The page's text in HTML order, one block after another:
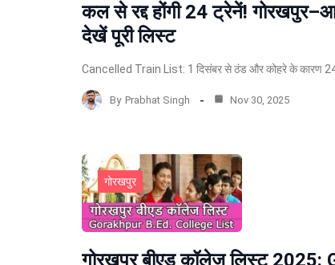
कल से रद्द होंगी 24 ट्रेनें!
देखें पूरी लिस्ट
Cancelled Train List: 1 दिसंबर से ठंड और कोहरे के कारण 24
By Prabhat Singh Nov 30, 2025
गोरखपुर